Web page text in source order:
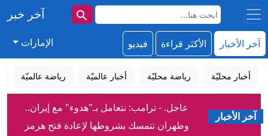
آخر خبر
آخر الأخبار الأكثر قراءة فيديو الإمارات
أخبار محليّة رياضة محليّة أخبار عالميّة رياضة عالميّة
آخر الأخبار
عاجل. - ترامب: نتعامل بـ"هدوء" مع إيران..
وطهران تتمسك بشروطها لإعادة فتح هرمز